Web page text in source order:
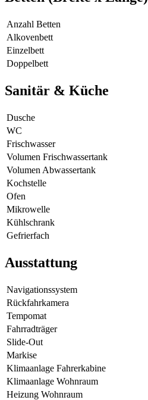
Anzahl Betten
Alkovenbett
Einzelbett
Doppelbett
Sanitär & Küche
Dusche
WC
Frischwasser
Volumen Frischwassertank
Volumen Abwassertank
Kochstelle
Ofen
Mikrowelle
Kühlschrank
Gefrierfach
Ausstattung
Navigationssystem
Rückfahrkamera
Tempomat
Fahrradträger
Slide-Out
Markise
Klimaanlage Fahrerkabine
Klimaanlage Wohnraum
Heizung Wohnraum